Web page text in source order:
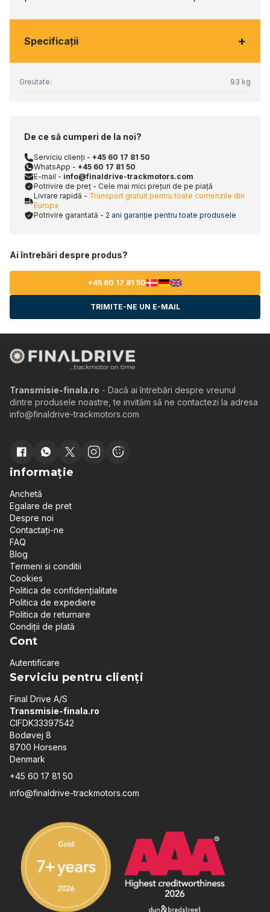
Specificaţii +
Greutate: 93 kg
De ce să cumperi de la noi?
Serviciu clienți - +45 60 17 81 50
WhatsApp - +45 60 17 81 50
E-mail - info@finaldrive-trackmotors.com
Potrivire de preț - Cele mai mici prețuri de pe piață
Livrare rapidă - Transport gratuit pentru toate comenzile din
Europa
Potrivire garantată - 2 ani garanție pentru toate produsele
Ai întrebări despre produs?
+45 60 17 81 50
TRIMITE-NE UN E-MAIL
Transmisie-finala.ro - Dacă ai întrebări despre vreunul
dintre produsele noastre, te invităm să ne contactezi la adresa
info@finaldrive-trackmotors.com
informație
Anchetă
Egalare de pret
Despre noi
Contactați-ne
FAQ
Blog
Termeni si conditii
Cookies
Politica de confidențialitate
Politica de expediere
Politica de returnare
Condiții de plată
Cont
Autentificare
Serviciu pentru clienți
Final Drive A/S
Transmisie-finala.ro
CIFDK33397542
Bodøvej 8
8700 Horsens
Denmark
+45 60 17 81 50
info@finaldrive-trackmotors.com